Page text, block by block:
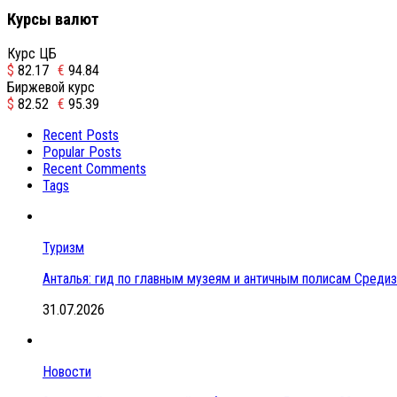
Курсы валют
Курс ЦБ
$ 82.17 € 94.84
Биржевой курс
$ 82.52 € 95.39
Recent Posts
Popular Posts
Recent Comments
Tags
Туризм
Анталья: гид по главным музеям и античным полисам
31.07.2026
Новости